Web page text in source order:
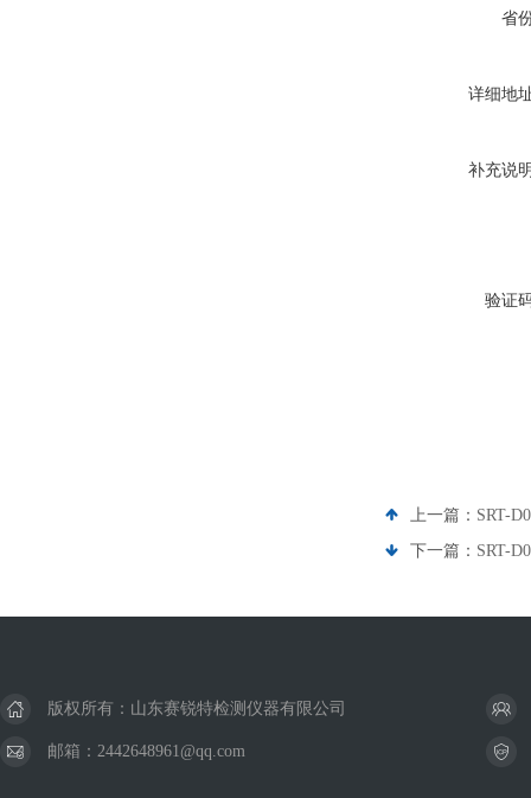
省
详细地
补充说
验证
上一篇： SRT-
下一篇： SRT-
版权所有：山东赛锐特检测仪器有限公司
邮箱：2442648961@qq.com